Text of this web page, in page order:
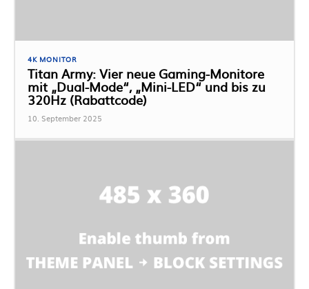
4K MONITOR
Titan Army: Vier neue Gaming-Monitore
mit „Dual-Mode“, „Mini-LED“ und bis zu
320Hz (Rabattcode)
10. September 2025